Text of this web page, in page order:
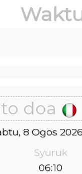
doa
8 Ogos
Syuruk
06:10